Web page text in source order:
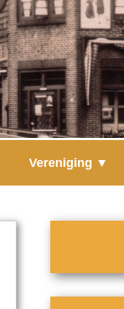
Vereniging
Statuten